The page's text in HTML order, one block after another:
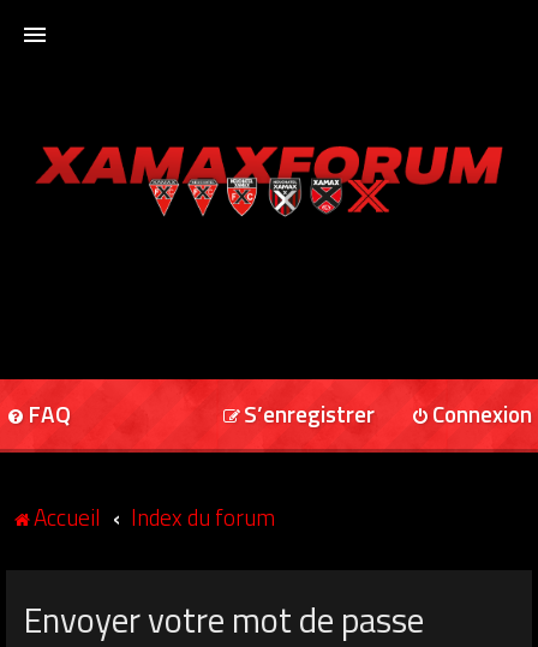
XAMAXFORUM
FAQ Connexion
S’enregistrer
Accueil Index du forum
Envoyer votre mot de passe